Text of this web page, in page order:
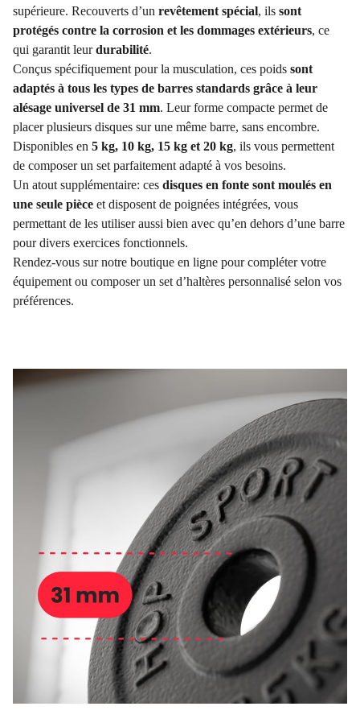
supérieure. Recouverts d’un revêtement spécial, ils sont
protégés contre la corrosion et les dommages extérieurs, ce
qui garantit leurdurabilité.
Conçus spécifiquement pour la musculation, ces poids sont
adaptés à tous les types de barres standards grâce à leur
alésage universel de 31 mm. Leur forme compacte permet de
placer plusieurs disques sur une même barre, sans encombre.
Disponibles en 5 kg, 10 kg, 15 kg et 20 kg, ils vous permettent
de composer un set parfaitement adapté à vos besoins.
Un atout supplémentaire: ces disques en fonte sont moulés en
une seule pièce et disposent de poignées intégrées, vous
permettant de les utiliser aussi bien avec qu’en dehors d’une barre
pour divers exercices fonctionnels.
Rendez-vous sur notre boutique en ligne pour compléter votre
équipement ou composer un set d’haltères personnalisé selon vos
préférences.